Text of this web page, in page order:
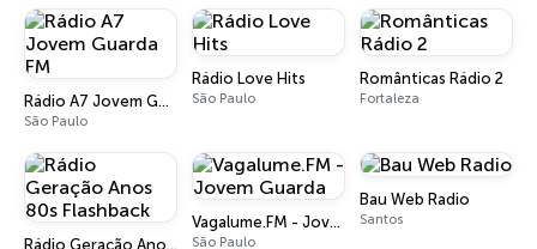
Rádio A7 Jovem Guarda FM
São Paulo
Rádio Love Hits
São Paulo
Românticas Rádio 2
Fortaleza
Rádio Geração Anos 80s Flashback
Vagalume.FM - Jovem Guarda
São Paulo
Bau Web Radio
Santos